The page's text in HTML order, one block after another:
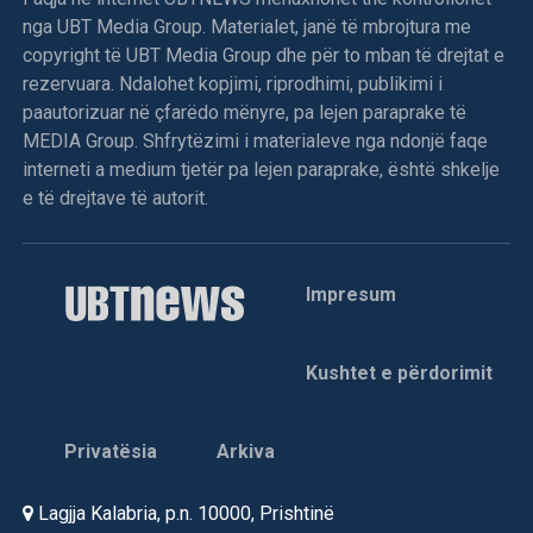
helmetkaltërit ukrainas t’u dorëzojnë një tank T-55, dy qerre
të blinduara M-0, një bateri topash kundërajror dhe dy tri
orë më vonë e sulmuan helikopterin “Puma” të kontigjentit
francez, që kërkonte materialin e “vjedhur”.
Në bombardimet e NATO-s ndaj pozicioneve serbe morën
pjesë avionët amerikanë “A10”, mirazhët francez, jaguarët
britanikë dhe gjuajtësit holandez. Me këtë rast, komandanti
lidhje me bombardimet dhe “objektivët e qëlluar”, burimet
e NATOs theksojnë se “janë shkatërruar disa nga armët e
Bosnjës e posaçërisht liderit të tyre Karaxhiq, pas
Anglia, Franca, Gjermania dhe Rusia).
nga UBT Media Group. Materialet, janë të mbrojtura me
copyright të UBT Media Group dhe për to mban të drejtat e
rezervuara. Ndalohet kopjimi, riprodhimi, publikimi i
paautorizuar në çfarëdo mënyre, pa lejen paraprake të
MEDIA Group. Shfrytëzimi i materialeve nga ndonjë faqe
interneti a medium tjetër pa lejen paraprake, është shkelje
e të drejtave të autorit.
Impresum
Kushtet e përdorimit
Privatësia Arkiva
Lagjja Kalabria, p.n. 10000, Prishtinë